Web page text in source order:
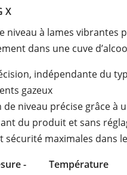
X
niveau à lames vibrantes
dans une cuve
indépendante du
gazeux
de niveau précise grâce à
du produit et sans
sécurité maximales dans
-
Température